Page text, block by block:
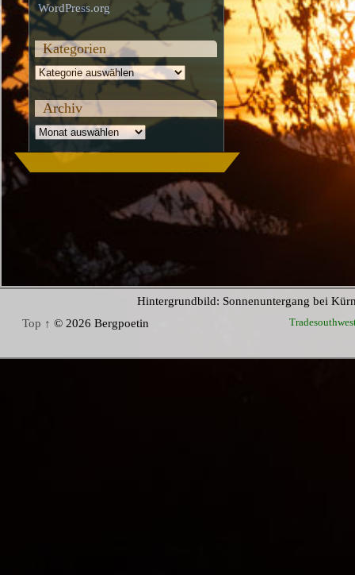
WordPress.org
Kategorien
Kategorien
Archiv
Archiv
Hintergrundbild: Sonnenuntergang bei
Top ↑ © 2026 Bergpoetin